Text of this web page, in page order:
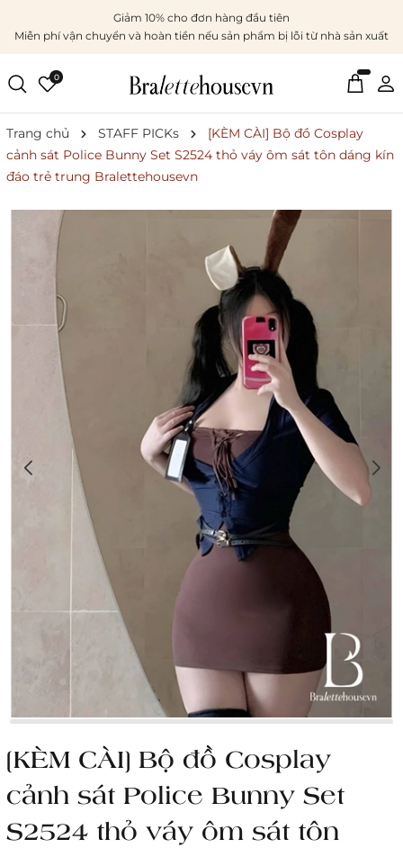
Giảm 10% cho đơn hàng đầu tiên
Miễn phí vận chuyển và hoàn tiền nếu sản phẩm bị lỗi từ nhà sản xuất
0
Trang chủ STAFF PICKs
[KÈM CÀI] Bộ đồ Cosplay
cảnh sát Police Bunny Set S2524 thỏ váy ôm sát tôn dáng kín
đáo trẻ trung Bralettehousevn
[KÈM CÀI] Bộ đồ Cosplay
cảnh sát Police Bunny Set
S2524 thỏ váy ôm sát tôn